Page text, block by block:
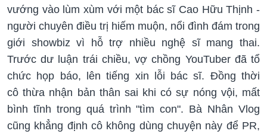
vướng vào lùm xùm với một bác sĩ Cao Hữu Thịnh -
người chuyên điều trị hiếm muộn, nổi đình đám trong
giới showbiz vì hỗ trợ nhiều nghệ sĩ mang thai.
Trước dư luận trái chiều, vợ chồng YouTuber đã tổ
chức họp báo, lên tiếng xin lỗi bác sĩ. Đồng thời
cô thừa nhận bản thân sai khi có sự nóng vội, mất
bình tĩnh trong quá trình "tìm con". Bà Nhân Vlog
cũng khẳng định cô không dùng chuyện này để PR,